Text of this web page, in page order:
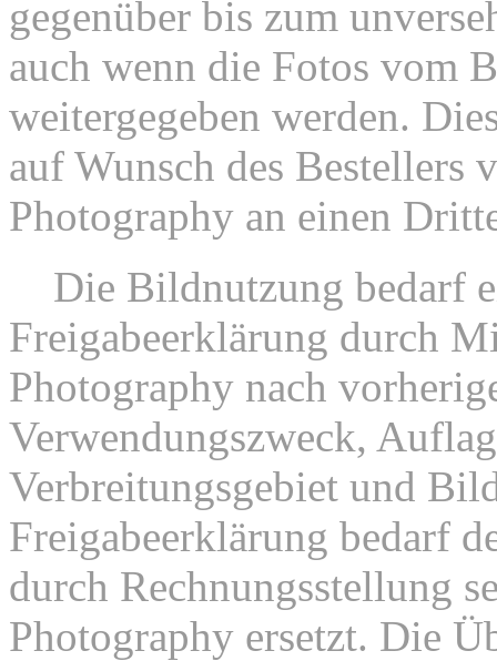
gegenüber bis zum
auch wenn die Fotos vom
weitergegeben werden.
auf Wunsch des
Photography an einen
Die Bildnutzung bedarf
Freigabeerklärung durch
Photography nach
Verwendungszweck,
Verbreitungsgebiet und
Freigabeerklärung bedarf
durch Rechnungsstellung
Photography ersetzt. Die